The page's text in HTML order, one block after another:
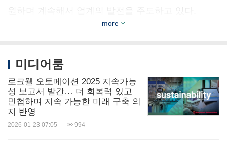
원하며 계속해서 업계의 발전을 주도하고 있다.
대한 더 자세한 정보는 로크웰 오토메이션 파트너 네
[https://www.rockwellautomation.com/en-
us/company/partnernetwork.html ]에서 확인할 수 있
다.
more
미디어룸
로크웰 오토메이션 2025 지속가능
성 보고서 발간… 더 회복력 있고
민첩하며 지속 가능한 미래 구축 의
지 반영
2026-01-23 07:05 994